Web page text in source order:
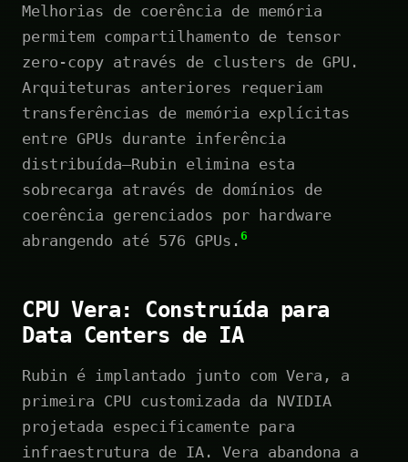
Melhorias de coerência de memória
permitem compartilhamento de tensor
zero-copy através de clusters de GPU.
Arquiteturas anteriores requeriam
transferências de memória explícitas
entre GPUs durante inferência
distribuída—Rubin elimina esta
sobrecarga através de domínios de
coerência gerenciados por hardware
abrangendo até 576 GPUs. 6
CPU Vera: Construída para
Data Centers de IA
Rubin é implantado junto com Vera, a
primeira CPU customizada da NVIDIA
projetada especificamente para
infraestrutura de IA. Vera abandona a